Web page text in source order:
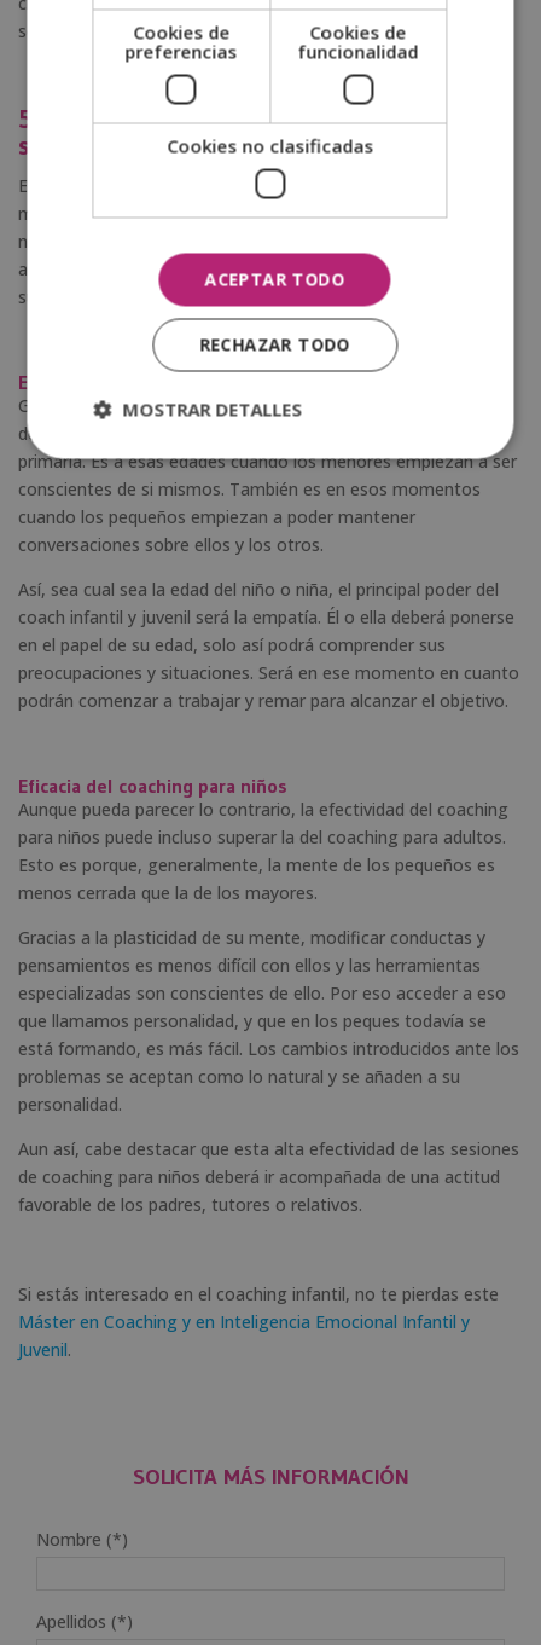
será menos influenciable en su vida.
5.- Derivación de un profesional de la
salud o pediatra
Es probable que un profesional de la salud mental derive al
menor para que realice algunas sesiones de coaching para
niños. En algunas ocasiones, el coaching infantil se puede
aplicar como terapia para que evolucionen favorablemente en
sus situaciones personales.
El papel del coach: ser empático
Generalmente, los niños pueden empezar a acudir a sesiones
de coaching para niños a la entrada a la etapa de educación
primaria. Es a esas edades cuando los menores empiezan a ser
conscientes de si mismos. También es en esos momentos
cuando los pequeños empiezan a poder mantener
conversaciones sobre ellos y los otros.
Así, sea cual sea la edad del niño o niña, el principal poder del
coach infantil y juvenil será la empatía. Él o ella deberá ponerse
en el papel de su edad, solo así podrá comprender sus
preocupaciones y situaciones. Será en ese momento en cuanto
podrán comenzar a trabajar y remar para alcanzar el objetivo.
Eficacia del coaching para niños
Aunque pueda parecer lo contrario, la efectividad del coaching
para niños puede incluso superar la del coaching para adultos.
Esto es porque, generalmente, la mente de los pequeños es
menos cerrada que la de los mayores.
Gracias a la plasticidad de su mente, modificar conductas y
pensamientos es menos difícil con ellos y las herramientas
especializadas son conscientes de ello. Por eso acceder a eso
que llamamos personalidad, y que en los peques todavía se
está formando, es más fácil. Los cambios introducidos ante los
problemas se aceptan como lo natural y se añaden a su
personalidad.
Aun así, cabe destacar que esta alta efectividad de las sesiones
de coaching para niños deberá ir acompañada de una actitud
favorable de los padres, tutores o relativos.
Si estás interesado en el coaching infantil, no te pierdas este
Máster en Coaching y en Inteligencia Emocional Infantil y
Juvenil.
SOLICITA MÁS INFORMACIÓN
Nombre (*)
Apellidos (*)
Cookies de
preferencias
Cookies de
funcionalidad
Cookies no clasificadas
ACEPTAR TODO
RECHAZAR TODO
MOSTRAR DETALLES